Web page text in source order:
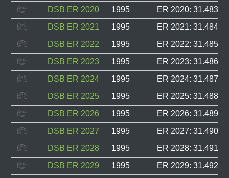
DSB ER 2020
1995
ER 2020: 31.483,
DSB ER 2021
1995
ER 2021: 31.484,
DSB ER 2022
1995
ER 2022: 31.485,
DSB ER 2023
1995
ER 2023: 31.486,
DSB ER 2024
1995
ER 2024: 31.487,
DSB ER 2025
1995
ER 2025: 31.488,
DSB ER 2026
1995
ER 2026: 31.489,
DSB ER 2027
1995
ER 2027: 31.490,
DSB ER 2028
1995
ER 2028: 31.491,
DSB ER 2029
1995
ER 2029: 31.492,